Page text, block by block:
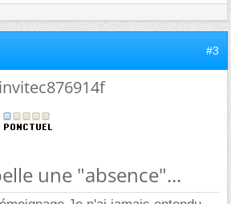
#3
invitec876914f
une "absence"...